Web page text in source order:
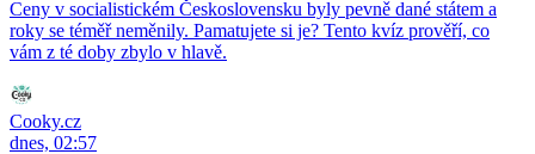
Ceny v socialistickém Československu byly pevně dané státem a
roky se téměř neměnily. Pamatujete si je? Tento kvíz prověří, co
vám z té doby zbylo v hlavě.
Cooky.cz
dnes, 02:57